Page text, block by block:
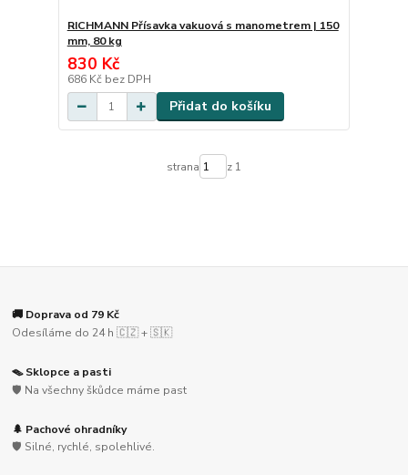
RICHMANN Přísavka vakuová s manometrem | 150
mm, 80 kg
830 Kč
686 Kč bez DPH
Přidat do košíku
strana z 1
🚚 Doprava od 79 Kč
Odesíláme do 24 h 🇨🇿 + 🇸🇰
🪤 Sklopce a pasti
🛡️ Na všechny škůdce máme past
🌲 Pachové ohradníky
🛡️ Silné, rychlé, spolehlivé.